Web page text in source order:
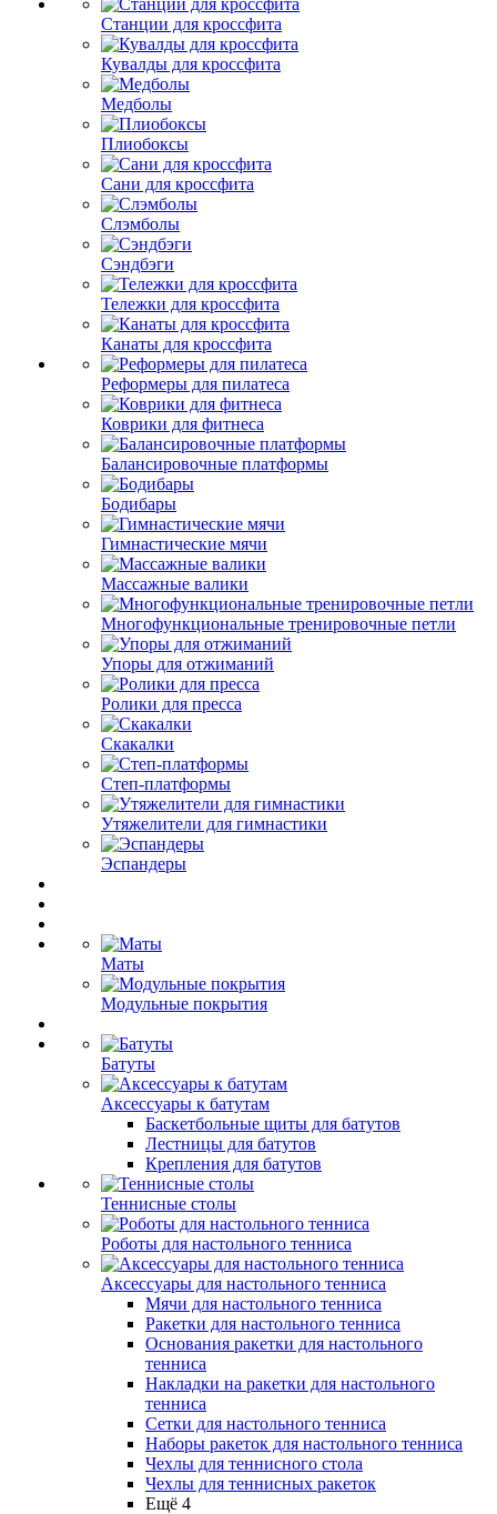
Станции для кроссфита
Кувалды для кроссфита
Медболы
Плиобоксы
Сани для кроссфита
Слэмболы
Сэндбэги
Тележки для кроссфита
Канаты для кроссфита
Реформеры для пилатеса
Коврики для фитнеса
Балансировочные платформы
Бодибары
Гимнастические мячи
Массажные валики
Многофункциональные тренировочные петли
Упоры для отжиманий
Ролики для пресса
Скакалки
Степ-платформы
Утяжелители для гимнастики
Эспандеры
Маты
Модульные покрытия
Батуты
Аксессуары к батутам
Баскетбольные щиты для батутов
Лестницы для батутов
Крепления для батутов
Теннисные столы
Роботы для настольного тенниса
Аксессуары для настольного тенниса
Мячи для настольного тенниса
Ракетки для настольного тенниса
Основания ракетки для настольного
тенниса
Накладки на ракетки для настольного
тенниса
Сетки для настольного тенниса
Наборы ракеток для настольного тенниса
Чехлы для теннисного стола
Чехлы для теннисных ракеток
Ещё 4